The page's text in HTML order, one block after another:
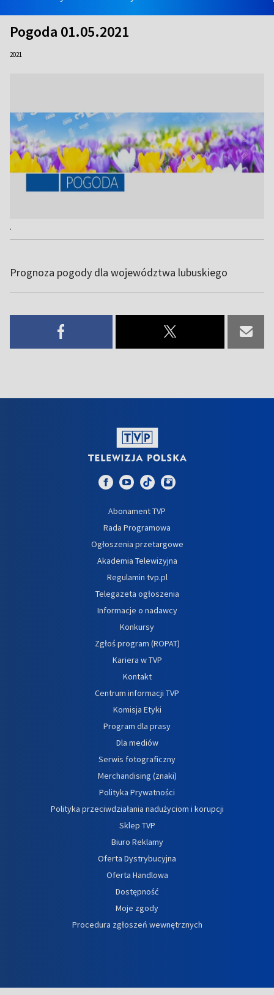
Pogoda 01.05.2021
2021
.
Prognoza pogody dla województwa lubuskiego
Abonament TVP
Rada Programowa
Ogłoszenia przetargowe
Akademia Telewizyjna
Regulamin tvp.pl
Telegazeta ogłoszenia
Informacje o nadawcy
Konkursy
Zgłoś program (ROPAT)
Kariera w TVP
Kontakt
Centrum informacji TVP
Komisja Etyki
Program dla prasy
Dla mediów
Serwis fotograficzny
Merchandising (znaki)
Polityka Prywatności
Polityka przeciwdziałania nadużyciom i korupcji
Sklep TVP
Biuro Reklamy
Oferta Dystrybucyjna
Oferta Handlowa
Dostępność
Moje zgody
Procedura zgłoszeń wewnętrznych